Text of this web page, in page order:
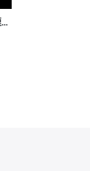
【最新系列】悅刻Relx 5幻影霧化電子煙單桿 潮汐電量顯示